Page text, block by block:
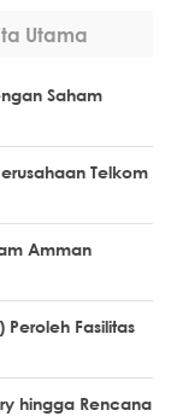
Utama
Saham
Telkom
Amman
Peroleh Fasilitas
hingga Rencana